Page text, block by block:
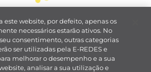
este website, por defeito, apenas os
necessários estarão ativos. No
consentimento, outras categorias
ser utilizadas pela E-REDES e
melhorar o desempenho e a sua
analisar a sua utilização e